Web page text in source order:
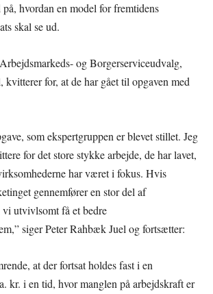
hvordan en model for fremtidens
skal se ud.
og Borgerserviceudvalg,
kvitterer for, at de har gået til opgaven med
som ekspertgruppen er blevet stillet. Jeg
for det store stykke arbejde, de har lavet,
har været i fokus. Hvis
gennemfører en stor del af
utvivlsomt få et bedre
siger Peter Rahbæk Juel og fortsætter:
at der fortsat holdes fast i en
kr. i en tid, hvor manglen på arbejdskraft er